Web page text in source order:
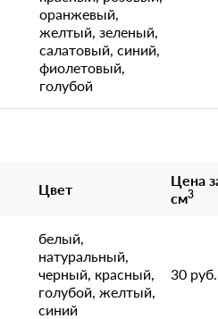
оранжевый,
желтый, зеленый,
салатовый, синий,
фиолетовый,
голубой
Цвет
Цена
см3
белый,
натуральный,
черный, красный,
голубой, желтый,
синий
30 руб.